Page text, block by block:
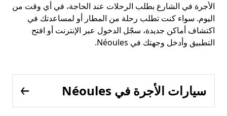
الأجرة في الشارع بطلب الرحلات عند الحاجة، في أي وقت من
اليوم. سواء كنت تطلب رحلة من المطار أو لمساعدتك في
اكتشاف أماكن جديدة، سجّل الدخول عبر الإنترنت أو افتح
التطبيق وأدخل وجهتك في Néoules.
سيارات الأجرة في Néoules